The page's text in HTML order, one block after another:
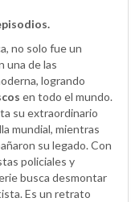
no solo fue un
una de las
logrando
en todo el mundo.
su extraordinario
mundial, mientras
su legado. Con
policiales y
busca desmontar
Es un retrato